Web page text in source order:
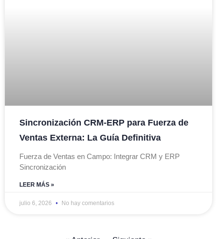
Sincronización CRM-ERP para Fuerza de
Ventas Externa: La Guía Definitiva
Fuerza de Ventas en Campo: Integrar CRM y ERP
Sincronización
LEER MÁS »
julio 6, 2026 No hay comentarios